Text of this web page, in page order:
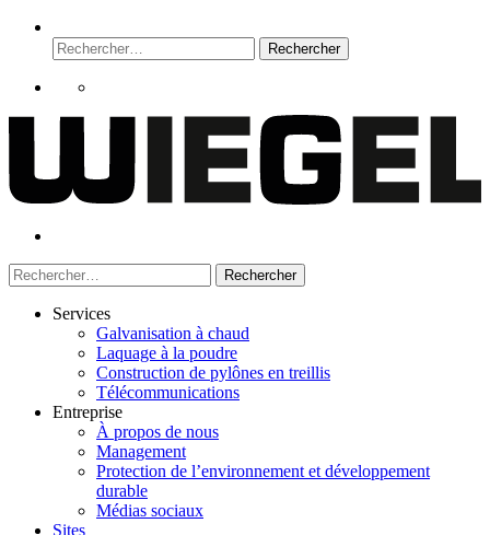
Rechercher :
Rechercher :
Services
Galvanisation à chaud
Laquage à la poudre
Construction de pylônes en treillis
Télécommunications
Entreprise
À propos de nous
Management
Protection de l’environnement et développement
durable
Médias sociaux
Sites